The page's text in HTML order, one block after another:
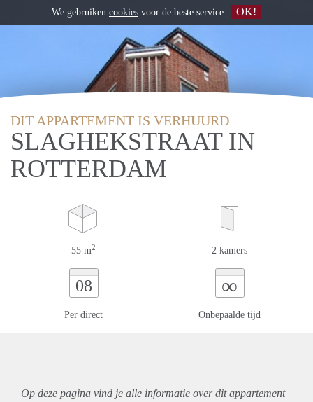
DIT APPARTEMENT IS VERHUURD
SLAGHEKSTRAAT IN
ROTTERDAM
55 m2 2 kamers
08
Per direct
∞
Onbepaalde tijd
Op deze pagina vind je alle informatie over ditappartement
We gebruiken cookies voor de beste service OK!